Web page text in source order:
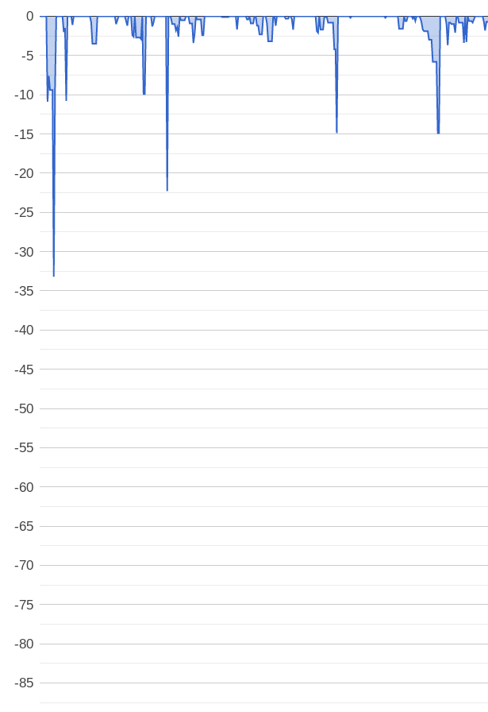
-85
-80
-75
-70
-65
-60
-55
-50
-45
-40
-35
-30
-25
-20
-15
-10
-5
0